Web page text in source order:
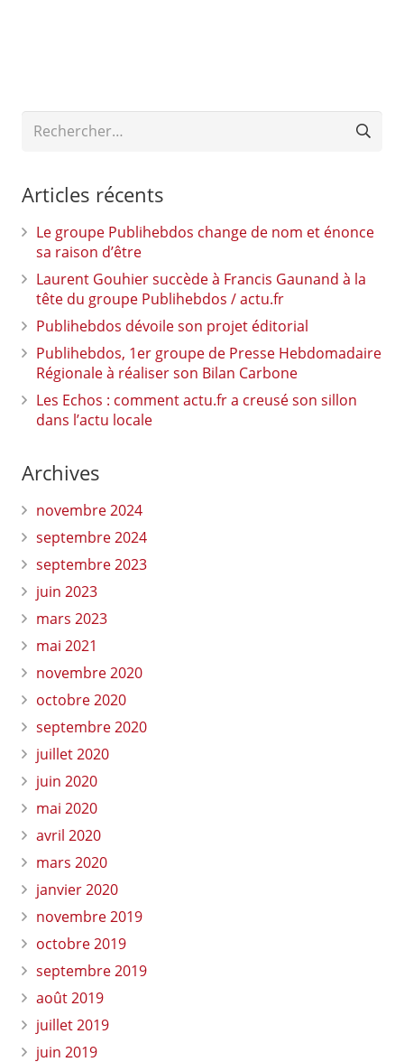
Rechercher :
Articles récents
Le groupe Publihebdos change de nom et énonce
sa raison d’être
Laurent Gouhier succède à Francis Gaunand à la
tête du groupe Publihebdos / actu.fr
Publihebdos dévoile son projet éditorial
Publihebdos, 1er groupe de Presse Hebdomadaire
Régionale à réaliser son Bilan Carbone
Les Echos : comment actu.fr a creusé son sillon
dans l’actu locale
Archives
novembre 2024
septembre 2024
septembre 2023
juin 2023
mars 2023
mai 2021
novembre 2020
octobre 2020
septembre 2020
juillet 2020
juin 2020
mai 2020
avril 2020
mars 2020
janvier 2020
novembre 2019
octobre 2019
septembre 2019
août 2019
juillet 2019
juin 2019